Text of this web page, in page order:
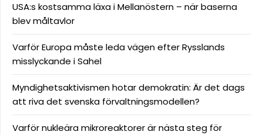
USA:s kostsamma läxa i Mellanöstern – när baserna
blev måltavlor
Varför Europa måste leda vägen efter Rysslands
misslyckande i Sahel
Myndighetsaktivismen hotar demokratin: Är det dags
att riva det svenska förvaltningsmodellen?
Varför nukleära mikroreaktorer är nästa steg för